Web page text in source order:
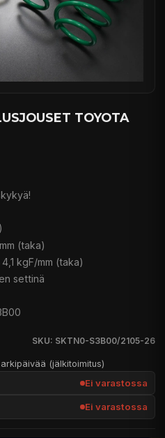
TOYOTA
(taka)
kgF/mm (taka)
settinä
SKU: SKTN0-S3B00/2105-26
(jälkitoimitus)
Ei varastossa
Ei varastossa